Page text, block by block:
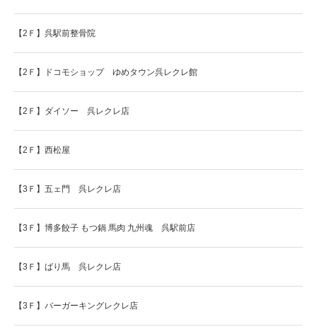
【2Ｆ】呉駅前整骨院
【2Ｆ】ドコモショップ ゆめタウン呉レクレ館
【2Ｆ】ダイソー 呉レクレ店
【2Ｆ】西松屋
【3Ｆ】五ェ門 呉レクレ店
【3Ｆ】博多餃子 もつ鍋 馬肉 九州魂 呉駅前店
【3Ｆ】ばり馬 呉レクレ店
【3Ｆ】バーガーキングレクレ店